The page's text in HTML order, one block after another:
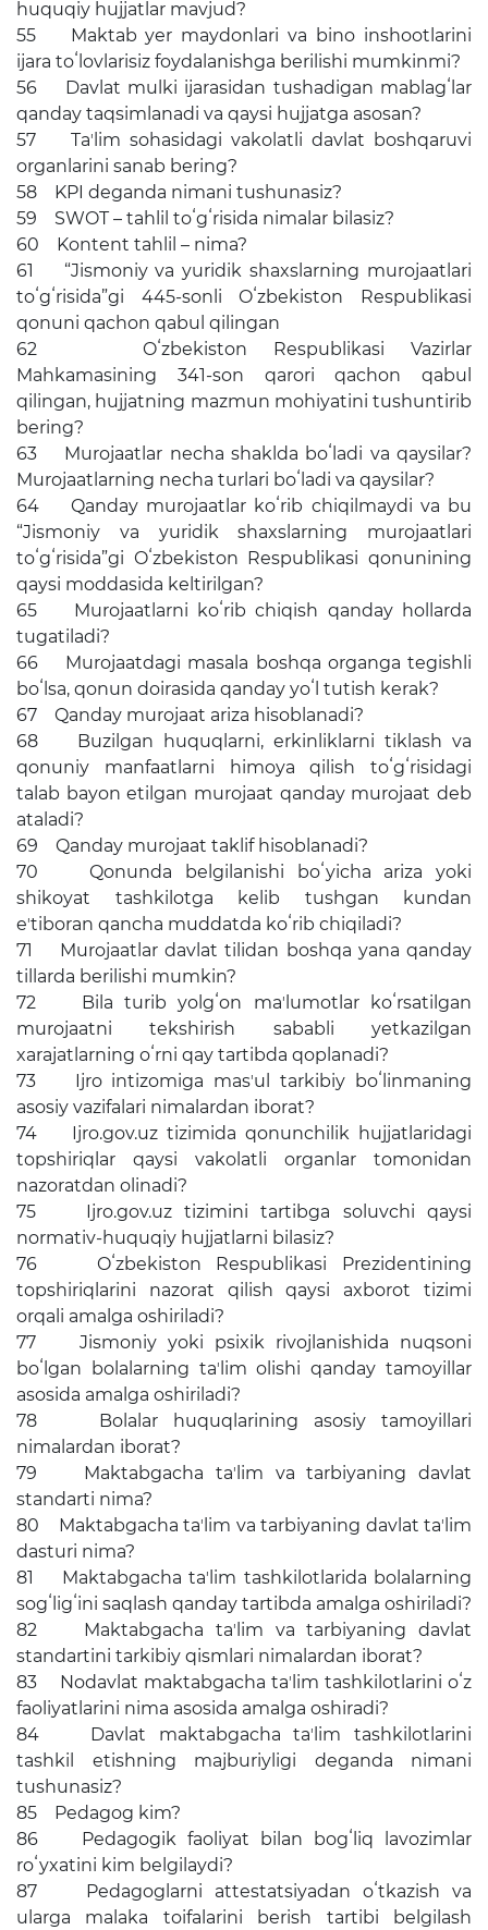
huquqiy hujjatlar mavjud?
55 Maktab yer maydonlari va bino inshootlarini
ijara toʻlovlarisiz foydalanishga berilishi mumkinmi?
56 Davlat mulki ijarasidan tushadigan mablagʻlar
qanday taqsimlanadi va qaysi hujjatga asosan?
57 Taʼlim sohasidagi vakolatli davlat boshqaruvi
organlarini sanab bering?
58 KPI deganda nimani tushunasiz?
59 SWOT – tahlil toʻgʻrisida nimalar bilasiz?
60 Kontent tahlil – nima?
61 “Jismoniy va yuridik shaxslarning murojaatlari
toʻgʻrisida”gi 445-sonli Oʻzbekiston Respublikasi
qonuni qachon qabul qilingan
62 Oʻzbekiston Respublikasi Vazirlar
Mahkamasining 341-son qarori qachon qabul
qilingan, hujjatning mazmun mohiyatini tushuntirib
bering?
63 Murojaatlar necha shaklda boʻladi va qaysilar?
Murojaatlarning necha turlari boʻladi va qaysilar?
64 Qanday murojaatlar koʻrib chiqilmaydi va bu
“Jismoniy va yuridik shaxslarning murojaatlari
toʻgʻrisida”gi Oʻzbekiston Respublikasi qonunining
qaysi moddasida keltirilgan?
65 Murojaatlarni koʻrib chiqish qanday hollarda
tugatiladi?
66 Murojaatdagi masala boshqa organga tegishli
boʻlsa, qonun doirasida qanday yoʻl tutish kerak?
67 Qanday murojaat ariza hisoblanadi?
68 Buzilgan huquqlarni, erkinliklarni tiklash va
qonuniy manfaatlarni himoya qilish toʻgʻrisidagi
talab bayon etilgan murojaat qanday murojaat deb
ataladi?
69 Qanday murojaat taklif hisoblanadi?
70 Qonunda belgilanishi boʻyicha ariza yoki
shikoyat tashkilotga kelib tushgan kundan
eʼtiboran qancha muddatda koʻrib chiqiladi?
71 Murojaatlar davlat tilidan boshqa yana qanday
tillarda berilishi mumkin?
72 Bila turib yolgʻon maʼlumotlar koʻrsatilgan
murojaatni tekshirish sababli yetkazilgan
xarajatlarning oʻrni qay tartibda qoplanadi?
73 Ijro intizomiga masʼul tarkibiy boʻlinmaning
asosiy vazifalari nimalardan iborat?
74 Ijro.gov.uz tizimida qonunchilik hujjatlaridagi
topshiriqlar qaysi vakolatli organlar tomonidan
nazoratdan olinadi?
75 Ijro.gov.uz tizimini tartibga soluvchi qaysi
normativ-huquqiy hujjatlarni bilasiz?
76 Oʻzbekiston Respublikasi Prezidentining
topshiriqlarini nazorat qilish qaysi axborot tizimi
orqali amalga oshiriladi?
77 Jismoniy yoki psixik rivojlanishida nuqsoni
boʻlgan bolalarning taʼlim olishi qanday tamoyillar
asosida amalga oshiriladi?
78 Bolalar huquqlarining asosiy tamoyillari
nimalardan iborat?
79 Maktabgacha taʼlim va tarbiyaning davlat
standarti nima?
80 Maktabgacha taʼlim va tarbiyaning davlat taʼlim
dasturi nima?
81 Maktabgacha taʼlim tashkilotlarida bolalarning
sogʻligʻini saqlash qanday tartibda amalga oshiriladi?
82 Maktabgacha taʼlim va tarbiyaning davlat
standartini tarkibiy qismlari nimalardan iborat?
83 Nodavlat maktabgacha taʼlim tashkilotlarini oʻz
faoliyatlarini nima asosida amalga oshiradi?
84 Davlat maktabgacha taʼlim tashkilotlarini
tashkil etishning majburiyligi deganda nimani
tushunasiz?
85 Pedagog kim?
86 Pedagogik faoliyat bilan bogʻliq lavozimlar
roʻyxatini kim belgilaydi?
87 Pedagoglarni attestatsiyadan oʻtkazish va
ularga malaka toifalarini berish tartibi belgilash